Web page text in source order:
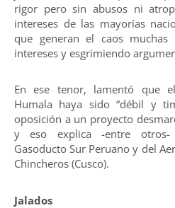
rigor pero sin abusos ni
intereses de las mayorías
que generan el caos
intereses y esgrimiendo
En ese tenor, lamentó que
Humala haya sido “débil y
oposición a un proyecto
y eso explica -entre otros-
Gasoducto Sur Peruano y del
Chincheros (Cusco).
Jalados